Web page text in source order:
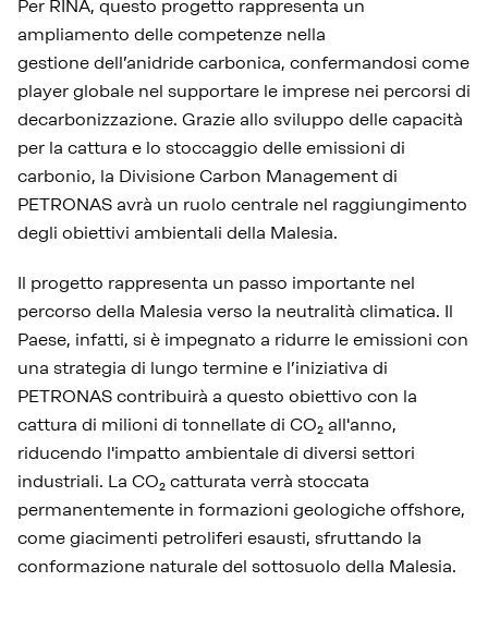
Per RINA, questo progetto rappresenta un
ampliamento delle competenze nella
gestione dell’anidride carbonica, confermandosi come
player globale nel supportare le imprese nei percorsi di
decarbonizzazione. Grazie allo sviluppo delle capacità
per la cattura e lo stoccaggio delle emissioni di
carbonio, la Divisione Carbon Management di
PETRONAS avrà un ruolo centrale nel raggiungimento
degli obiettivi ambientali della Malesia.
Il progetto rappresenta un passo importante nel
percorso della Malesia verso la neutralità climatica. Il
Paese, infatti, si è impegnato a ridurre le emissioni con
una strategia di lungo termine e l’iniziativa di
PETRONAS contribuirà a questo obiettivo con la
cattura di milioni di tonnellate di CO₂ all'anno,
riducendo l'impatto ambientale di diversi settori
industriali. La CO₂ catturata verrà stoccata
permanentemente in formazioni geologiche offshore,
come giacimenti petroliferi esausti, sfruttando la
conformazione naturale del sottosuolo della Malesia.